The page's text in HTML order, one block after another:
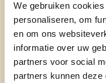
We gebruiken
personaliseren, om
en om ons
informatie over uw
partners voor social
partners kunnen
uit de dagdagelijks
Wie zich in
over zijn veiligheid,
noch over zijn
Sammy Mahdi,